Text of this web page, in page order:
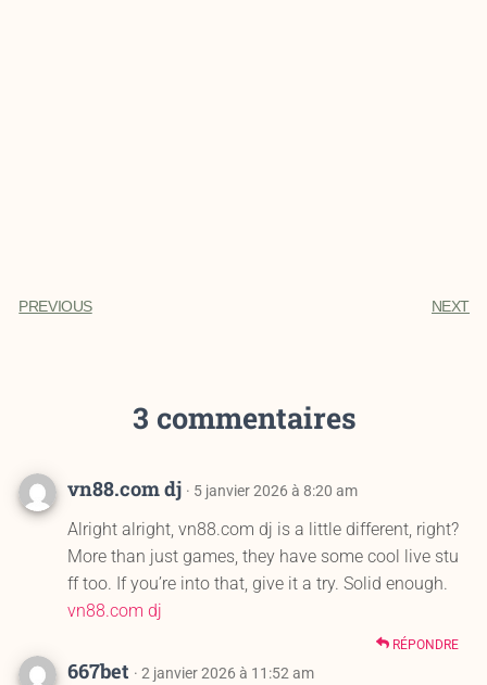
PREVIOUS NEXT
3 commentaires
vn88.com dj · 5 janvier 2026 à 8:20 am
Alright alright, vn88.com dj is a little different, right?
More than just games, they have some cool live stu
ff too. If you’re into that, give it a try. Solid enough.
vn88.com dj
RÉPONDRE
667bet · 2 janvier 2026 à 11:52 am